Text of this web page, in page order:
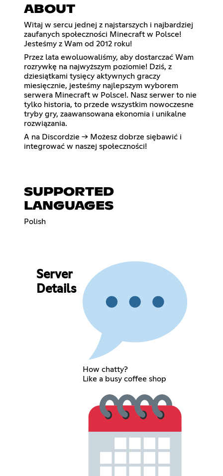
ABOUT
Witaj w sercu jednej z najstarszych i najbardziej
zaufanych społeczności Minecraft w Polsce!
Jesteśmy z Wam od 2012 roku!
Przez lata ewoluowaliśmy, aby dostarczać Wam
rozrywkę na najwyższym poziomie! Dziś, z
dziesiątkami tysięcy aktywnych graczy
miesięcznie, jesteśmy najlepszym wyborem
serwera Minecraft w Polsce!. Nasz serwer to nie
tylko historia, to przede wszystkim nowoczesne
tryby gry, zaawansowana ekonomia i unikalne
rozwiązania.
A na Discordzie -> Możesz dobrze siębawić i
integrować w naszej społeczności!
SUPPORTED
LANGUAGES
Polish
Server
Details
How chatty?
Like a busy coffee shop